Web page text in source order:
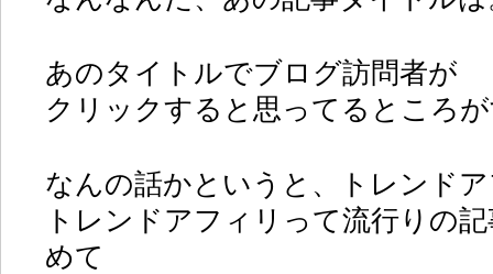
あのタイトルでブログ訪問者が
クリックすると思ってるところ
なんの話かというと、トレンド
トレンドアフィリって流行りの
めて